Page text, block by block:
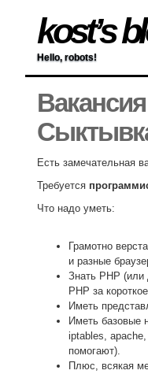
kost’s
Hello, robots!
Есть замечательная
Требуется
Что надо уметь:
Грамотно
и разные
Знать PHP (или
PHP за
Иметь
Иметь базовые
iptables,
помогают).
Плюс, всякая